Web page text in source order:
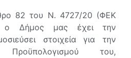
82 του Ν. 4727/20 (ΦΕΚ
ο Δήμος μας έχει την
στοιχεία για την
του,